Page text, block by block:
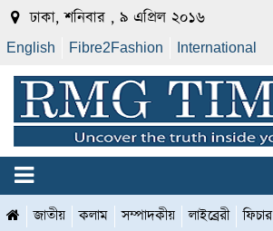
ঢাকা, শনিবার , ৯ এপ্রিল ২০১৬
English Fibre2Fashion International
জাতীয় কলাম সম্পাদকীয় লাইব্রেরী ফিচার